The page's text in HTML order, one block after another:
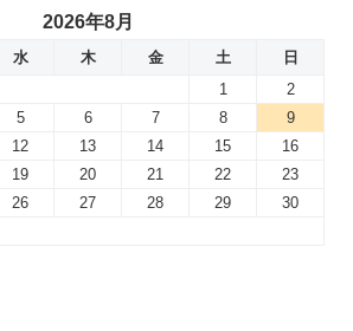
2026年8月
水 木 金 土
日
1
2
5 6 7 8
9
12 13 14 15
16
19 20 21 22
23
26 27 28 29
30